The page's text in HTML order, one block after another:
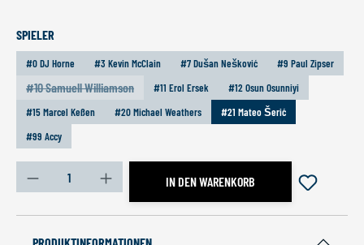
SPIELERAUSWÄHLEN
#0 DJ Horne #3 Kevin McClain #7 Dušan Nešković #9 Paul Zipser
#10 Samuell Williamson
(Diese Option ist zurzeit nicht verfügbar.)
#11 Erol Ersek
#12 Osun Osunniyi
#15 Marcel Keßen
#20 Michael Weathers
#21 Mateo Šerić
#99 Accy
Produkt Anzahl: Gib den gewünschten Wert ein oder
IN DEN WARENKORB